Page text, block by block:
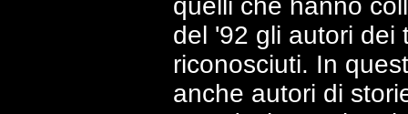
quelli che hanno
del '92 gli autori dei
riconosciuti. In
anche autori di